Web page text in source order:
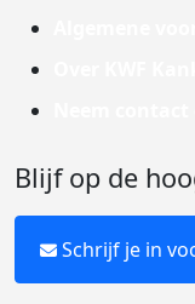
Blijf op de
Schrijf je in